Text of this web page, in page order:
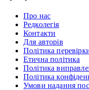
Про нас
Редколегія
Контакти
Для авторів
Політика
Етична політика
Політика
Політика
Умови надання